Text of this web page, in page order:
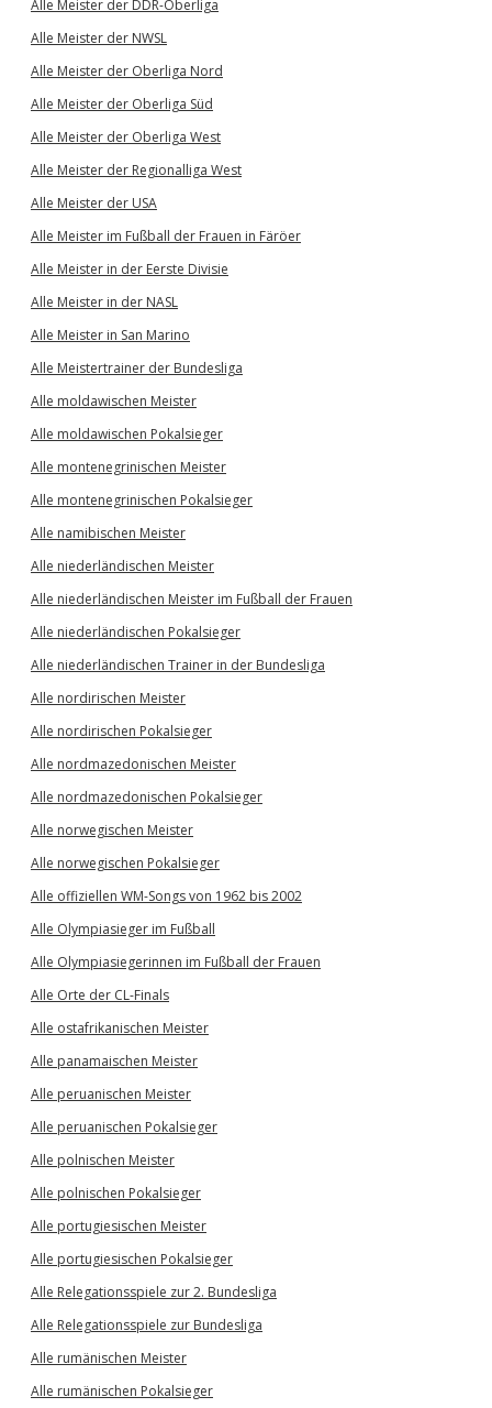
Alle Meister der DDR-Oberliga
Alle Meister der NWSL
Alle Meister der Oberliga Nord
Alle Meister der Oberliga Süd
Alle Meister der Oberliga West
Alle Meister der Regionalliga West
Alle Meister der USA
Alle Meister im Fußball der Frauen in Färöer
Alle Meister in der Eerste Divisie
Alle Meister in der NASL
Alle Meister in San Marino
Alle Meistertrainer der Bundesliga
Alle moldawischen Meister
Alle moldawischen Pokalsieger
Alle montenegrinischen Meister
Alle montenegrinischen Pokalsieger
Alle namibischen Meister
Alle niederländischen Meister
Alle niederländischen Meister im Fußball der Frauen
Alle niederländischen Pokalsieger
Alle niederländischen Trainer in der Bundesliga
Alle nordirischen Meister
Alle nordirischen Pokalsieger
Alle nordmazedonischen Meister
Alle nordmazedonischen Pokalsieger
Alle norwegischen Meister
Alle norwegischen Pokalsieger
Alle offiziellen WM-Songs von 1962 bis 2002
Alle Olympiasieger im Fußball
Alle Olympiasiegerinnen im Fußball der Frauen
Alle Orte der CL-Finals
Alle ostafrikanischen Meister
Alle panamaischen Meister
Alle peruanischen Meister
Alle peruanischen Pokalsieger
Alle polnischen Meister
Alle polnischen Pokalsieger
Alle portugiesischen Meister
Alle portugiesischen Pokalsieger
Alle Relegationsspiele zur 2. Bundesliga
Alle Relegationsspiele zur Bundesliga
Alle rumänischen Meister
Alle rumänischen Pokalsieger